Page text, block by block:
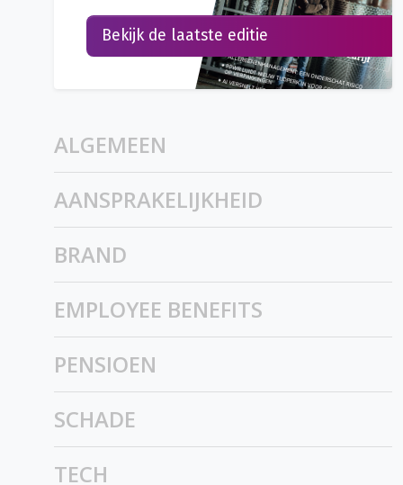
Bekijk de laatste editie
ALGEMEEN
AANSPRAKELIJKHEID
BRAND
EMPLOYEE BENEFITS
PENSIOEN
SCHADE
TECH